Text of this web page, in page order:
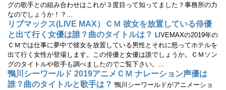
グの歌手との組み合わせはこれが３度目って知ってました？事務所の力
なのでしょうか！？...
リブマックス(LIVE MAX）ＣＭ 彼女を放置している俳優
と出て行く女優は誰？曲のタイトルは？
LIVEMAXの2019年の
ＣＭでは仕事に夢中で彼女を放置している男性とそれに怒ってホテルを
出て行く女性が登場します。この俳優と女優は誰でしょうか。ＣＭソン
グのタイトルや歌手も調べましたのでご覧下さい。...
鴨川シーワールド 2019アニメＣＭ ナレーション声優は
誰？曲のタイトルと歌手は？ 鴨川シーワールドがアニメーショ